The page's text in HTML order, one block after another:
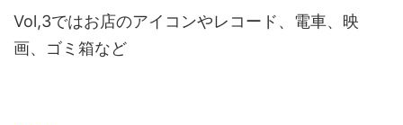
Vol,3ではお店のアイコンやレコード、電車、映
画、ゴミ箱など